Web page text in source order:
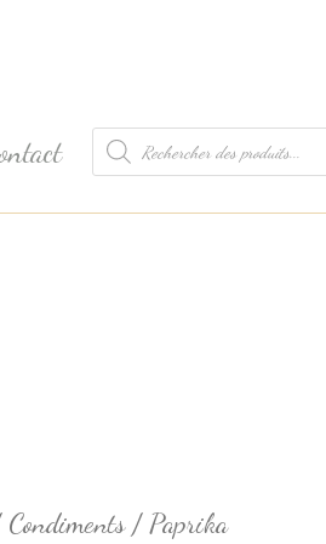
Recherche
de
Condiments/ Paprika